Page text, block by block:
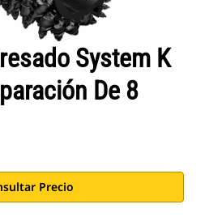
System K
De 8
Precio